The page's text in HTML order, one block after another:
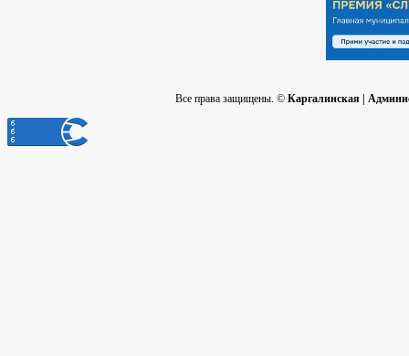
Все права защищены. © Каргалинская |